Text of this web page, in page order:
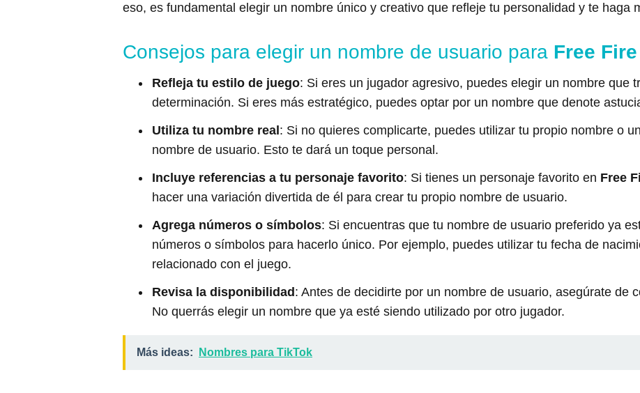
eso, es fundamental elegir un nombre único y creativo que refleje tu personalidad y te haga
Consejos para elegir un nombre de usuario para Free Fire
Refleja tu estilo de juego: Si eres un jugador agresivo, puedes elegir un nombre que
determinación. Si eres más estratégico, puedes optar por un nombre que denote
Utiliza tu nombre real : Si no quieres complicarte, puedes utilizar tu propio nombre o
nombre de usuario. Esto te dará un toque personal.
Incluye referencias a tu personaje favorito: Si tienes un personaje favorito en Free
hacer una variación divertida de él para crear tu propio nombre de usuario.
Agrega números o símbolos: Si encuentras que tu nombre de usuario preferido ya
números o símbolos para hacerlo único. Por ejemplo, puedes utilizar tu fecha de
relacionado con el juego.
Revisa la disponibilidad : Antes de decidirte por un nombre de usuario, asegúrate de
No querrás elegir un nombre que ya esté siendo utilizado por otro jugador.
Más ideas: Nombres para TikTok